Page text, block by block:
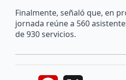
Finalmente, señaló que, en
jornada reúne a 560
de 930 servicios.